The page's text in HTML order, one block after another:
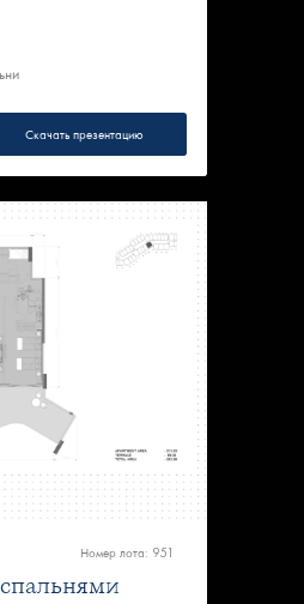
Скачать презентацию
Номер лота: 951